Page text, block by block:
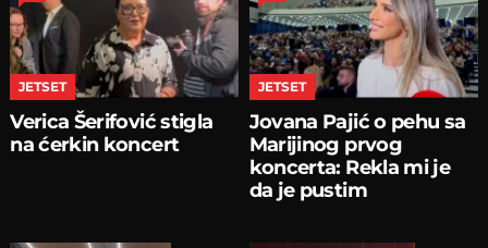
JETSET
Verica Šerifović stigla
na ćerkin koncert
JETSET
Jovana Pajić o pehu sa
Marijinog prvog
koncerta: Rekla mi je
da je pustim